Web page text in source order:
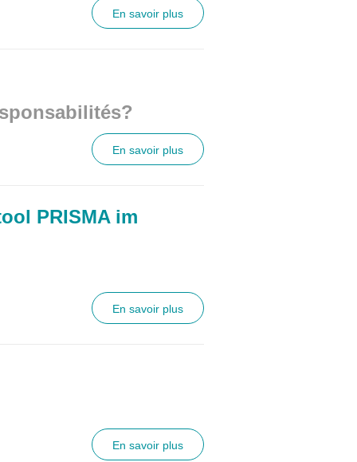
En savoir plus
En savoir plus
PRISMA im
En savoir plus
En savoir plus